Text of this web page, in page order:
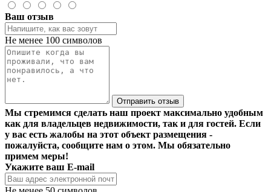
Ваш отзыв
Не менее 100 символов
Отправить отзыв
Мы стремимся сделать наш проект максимально удобным
как для владельцев недвижимости, так и для гостей. Если
у вас есть жалобы на этот объект размещения -
пожалуйста, сообщите нам о этом. Мы обязательно
примем меры!
Укажите ваш E-mail